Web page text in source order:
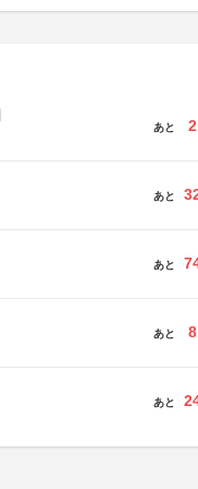
あと 2
あと
あと
あと 8
あと